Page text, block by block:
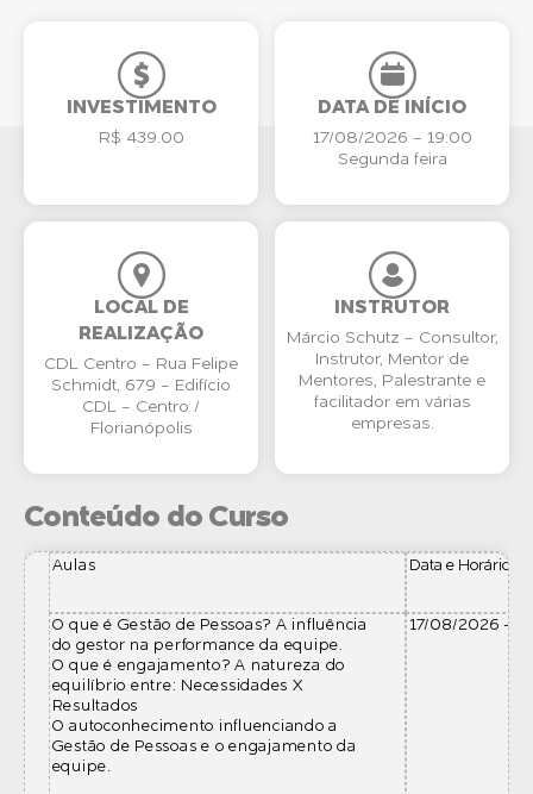
INVESTIMENTO
R$ 439.00
DATA DE INÍCIO
17/08/2026 - 19:00
Segunda feira
LOCAL DE
REALIZAÇÃO
CDL Centro - Rua Felipe
Schmidt, 679 - Edifí­cio
CDL - Centro /
Florianópolis
INSTRUTOR
Márcio Schutz - Consultor,
Instrutor, Mentor de
Mentores, Palestrante e
facilitador em várias
empresas.
Conteúdo do Curso
Aulas Data e Horário
O que é Gestão de Pessoas? A influência
do gestor na performance da equipe.
O que é engajamento? A natureza do
equilíbrio entre: Necessidades X
Resultados
O autoconhecimento influenciando a
Gestão de Pessoas e o engajamento da
equipe.
17/08/2026 –